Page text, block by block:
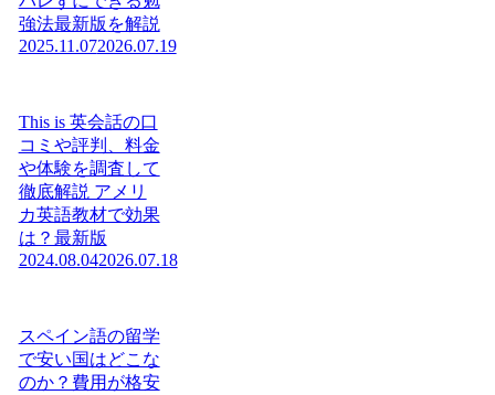
強法最新版を解説
2025.11.072026.07.19
This is 英会話の口
コミや評判、料金
や体験を調査して
徹底解説 アメリ
カ英語教材で効果
は？最新版
2024.08.042026.07.18
スペイン語の留学
で安い国はどこな
のか？費用が格安